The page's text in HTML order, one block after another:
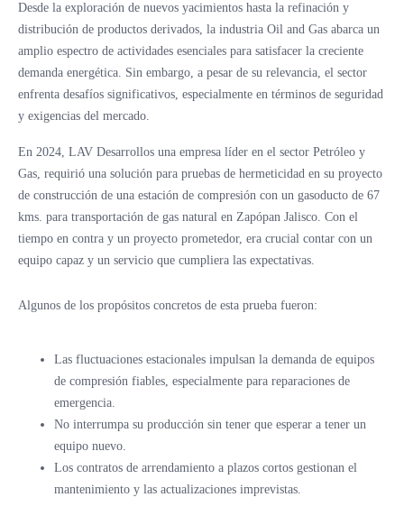
Desde la exploración de nuevos yacimientos hasta la refinación y
distribución de productos derivados, la industria Oil and Gas abarca un
amplio espectro de actividades esenciales para satisfacer la creciente
demanda energética. Sin embargo, a pesar de su relevancia, el sector
enfrenta desafíos significativos, especialmente en términos de seguridad
y exigencias del mercado.
En 2024, LAV Desarrollos una empresa líder en el sector Petróleo y
Gas, requirió una solución para pruebas de hermeticidad en su proyecto
de construcción de una estación de compresión con un gasoducto de 67
kms. para transportación de gas natural en Zapópan Jalisco. Con el
tiempo en contra y un proyecto prometedor, era crucial contar con un
equipo capaz y un servicio que cumpliera las expectativas.
Algunos de los propósitos concretos de esta prueba fueron:
Las fluctuaciones estacionales impulsan la demanda de equipos
de compresión fiables, especialmente para reparaciones de
emergencia.
No interrumpa su producción sin tener que esperar a tener un
equipo nuevo.
Los contratos de arrendamiento a plazos cortos gestionan el
mantenimiento y las actualizaciones imprevistas.